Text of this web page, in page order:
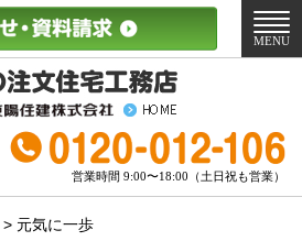
営業時間 9:00〜18:00（土日祝も営業）
メ
ニ
MENU
> 元気に一歩